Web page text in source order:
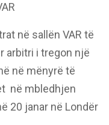
në sallën VAR të
arbitri i tregon një
në mënyrë të
në mbledhjen
20 janar në Londër